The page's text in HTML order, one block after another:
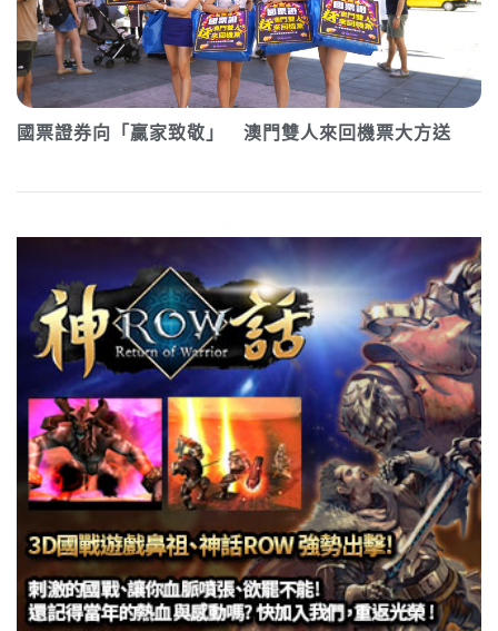
國票證券向「贏家致敬」 澳門雙人來回機票大方送